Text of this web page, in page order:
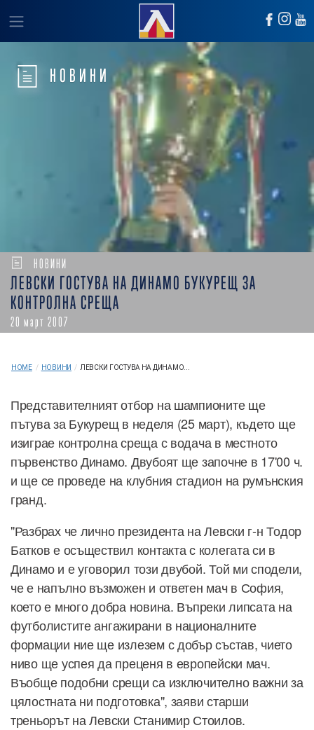
НОВИНИ
НОВИНИ
ЛЕВСКИ ГОСТУВА НА ДИНАМО БУКУРЕЩ ЗА
КОНТРОЛНА СРЕЩА
20 март 2007
HOME / НОВИНИ / ЛЕВСКИ ГОСТУВА НА ДИНАМО...
Представителният отбор на шампионите ще
пътува за Букурещ в неделя (25 март), където ще
изиграе контролна среща с водача в местното
първенство Динамо. Двубоят ще започне в 17'00 ч.
и ще се проведе на клубния стадион на румънския
гранд.
"Разбрах че лично президента на Левски г-н Тодор
Батков е осъществил контакта с колегата си в
Динамо и е уговорил този двубой. Той ми сподели,
че е напълно възможен и ответен мач в София,
което е много добра новина. Въпреки липсата на
футболистите ангажирани в националните
формации ние ще излезем с добър състав, чието
ниво ще успея да преценя в европейски мач.
Въобще подобни срещи са изключително важни за
цялостната ни подготовка", заяви старши
треньорът на Левски Станимир Стоилов.